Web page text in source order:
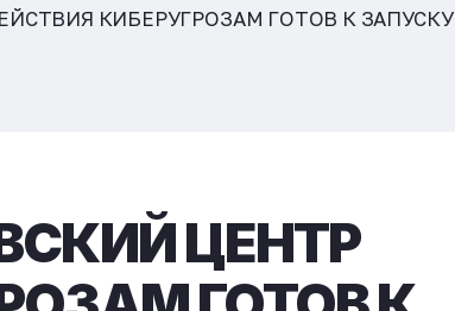
КИБЕРУГРОЗАМ ГОТОВ К ЗАПУСКУ
ЦЕНТР